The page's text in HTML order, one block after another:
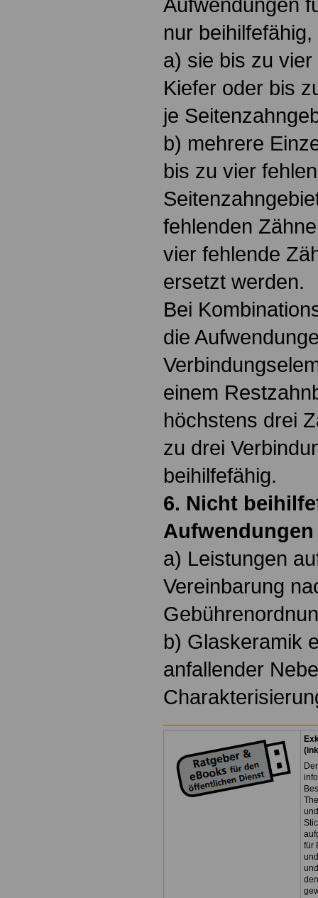
Aufwendungen
nur
a) sie bis zu
Kiefer oder bis
je
b) mehrere
bis zu vier
fehlenden
vier fehlende
ersetzt werden.
Bei
die
einem
höchstens drei
zu drei
beihilfefähig.
6. Nicht
a) Leistungen
Vereinbarung
b) Glaskeramik
anfallender
für